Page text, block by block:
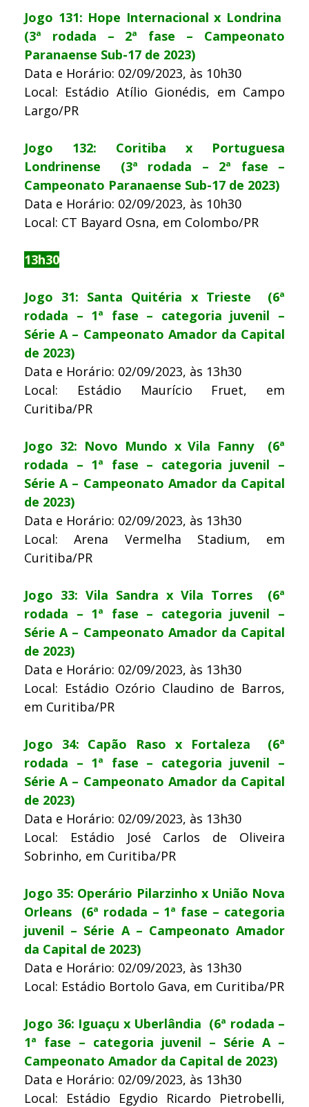
Jogo 131: Hope Internacional x Londrina
(3ª rodada – 2ª fase – Campeonato
Paranaense Sub-17 de 2023)
Data e Horário: 02/09/2023, às 10h30
Local: Estádio Atílio Gionédis, em Campo
Largo/PR
Jogo 132: Coritiba x Portuguesa
Londrinense (3ª rodada – 2ª fase –
Campeonato Paranaense Sub-17 de 2023)
Data e Horário: 02/09/2023, às 10h30
Local: CT Bayard Osna, em Colombo/PR
13h30
Jogo 31: Santa Quitéria x Trieste (6ª
rodada – 1ª fase – categoria juvenil –
Série A – Campeonato Amador da Capital
de 2023)
Data e Horário: 02/09/2023, às 13h30
Local: Estádio Maurício Fruet, em
Curitiba/PR
Jogo 32: Novo Mundo x Vila Fanny (6ª
rodada – 1ª fase – categoria juvenil –
Série A – Campeonato Amador da Capital
de 2023)
Data e Horário: 02/09/2023, às 13h30
Local: Arena Vermelha Stadium, em
Curitiba/PR
Jogo 33: Vila Sandra x Vila Torres (6ª
rodada – 1ª fase – categoria juvenil –
Série A – Campeonato Amador da Capital
de 2023)
Data e Horário: 02/09/2023, às 13h30
Local: Estádio Ozório Claudino de Barros,
em Curitiba/PR
Jogo 34: Capão Raso x Fortaleza (6ª
rodada – 1ª fase – categoria juvenil –
Série A – Campeonato Amador da Capital
de 2023)
Data e Horário: 02/09/2023, às 13h30
Local: Estádio José Carlos de Oliveira
Sobrinho, em Curitiba/PR
Jogo 35: Operário Pilarzinho x União Nova
Orleans (6ª rodada – 1ª fase – categoria
juvenil – Série A – Campeonato Amador
da Capital de 2023)
Data e Horário: 02/09/2023, às 13h30
Local: Estádio Bortolo Gava, em Curitiba/PR
Jogo 36: Iguaçu x Uberlândia (6ª rodada –
1ª fase – categoria juvenil – Série A –
Campeonato Amador da Capital de 2023)
Data e Horário: 02/09/2023, às 13h30
Local: Estádio Egydio Ricardo Pietrobelli,